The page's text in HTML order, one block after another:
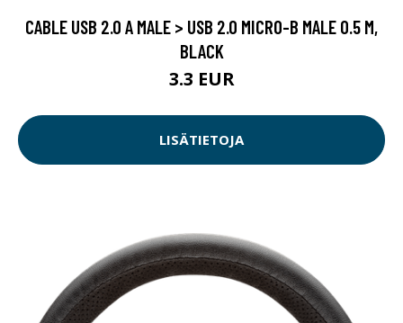
CABLE USB 2.0 A MALE > USB 2.0 MICRO-B MALE 0.5 M,
BLACK
3.3 EUR
LISÄTIETOJA